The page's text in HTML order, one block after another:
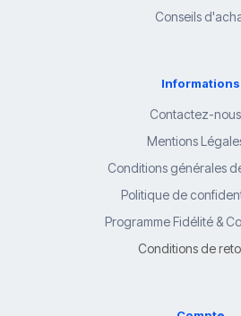
Conseils
Informations
Contactez-nous
Mentions
Conditions générales
Politique de
Programme Fidélité &
Conditions de